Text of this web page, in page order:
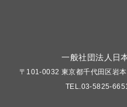
一般社団法人日
〒101-0032 東京都千代田区岩
TEL.03-5825-